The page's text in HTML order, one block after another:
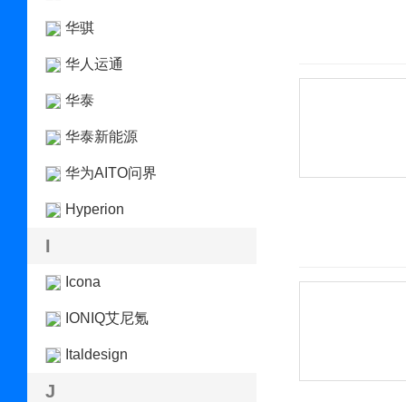
华骐
华人运通
华泰
华泰新能源
华为AITO问界
Hyperion
I
Icona
IONIQ艾尼氪
Italdesign
J